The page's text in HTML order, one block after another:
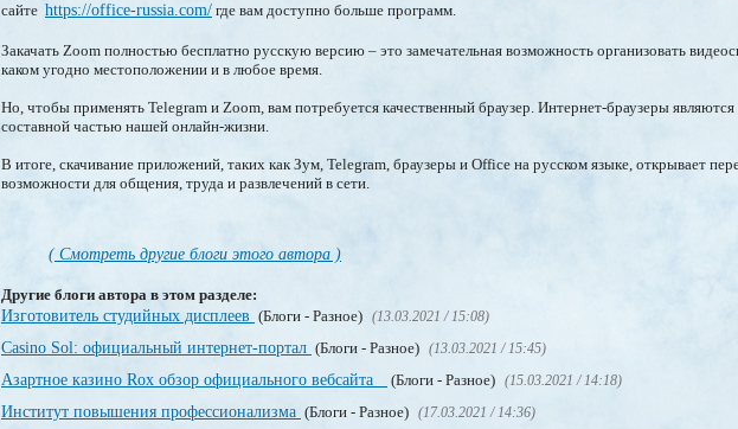
сайте https://office-russia.com/ где вам доступно больше программ.
Закачать Zoom полностью бесплатно русскую версию – это замечательная возможность организовать
каком угодно местоположении и в любое время.
Но, чтобы применять Telegram и Zoom, вам потребуется качественный браузер. Интернет-браузеры
составной частью нашей онлайн-жизни.
В итоге, скачивание приложений, таких как Зум, Telegram, браузеры и Office на русском языке, открывает
возможности для общения, труда и развлечений в сети.
( Смотреть другие блоги этого автора )
Другие блоги автора в этом разделе:
Изготовитель студийных дисплеев (Блоги - Разное) (13.03.2021 / 15:08)
Casino Sol: официальный интернет-портал (Блоги - Разное) (13.03.2021 / 15:45)
Азартное казино Rox обзор официального вебсайта (Блоги - Разное) (15.03.2021 / 14:18)
Институт повышения профессионализма (Блоги - Разное) (17.03.2021 / 14:36)